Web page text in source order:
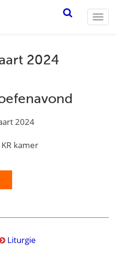
2024
2024
kamer
Liturgie